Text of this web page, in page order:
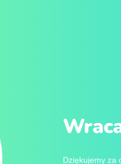
Dziękujemy za